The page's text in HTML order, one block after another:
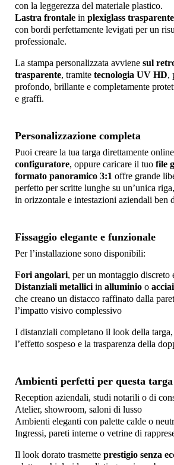
con la leggerezza del materiale plastico.
Lastra frontale in plexiglass trasparente
con bordi perfettamente levigati per un
professionale.
La stampa personalizzata avviene sul
trasparente, tramite tecnologia UV HD,
profondo, brillante e completamente
e graffi.
Personalizzazione completa
Puoi creare la tua targa direttamente
configuratore, oppure caricare il tuo file
formato panoramico 3:1 offre grande
perfetto per scritte lunghe su un’unica
in orizzontale e intestazioni aziendali ben
Fissaggio elegante e funzionale
Per l’installazione sono disponibili:
Fori angolari, per un montaggio discreto
Distanziali metallici in alluminio o
che creano un distacco raffinato dalla
l’impatto visivo complessivo
I distanziali completano il look della
l’effetto sospeso e la trasparenza della
Ambienti perfetti per questa targa
Reception aziendali, studi notarili o di
Atelier, showroom, saloni di lusso
Ambienti eleganti con palette calde o
Ingressi, pareti interne o vetrine di
Il look dorato trasmette prestigio senza